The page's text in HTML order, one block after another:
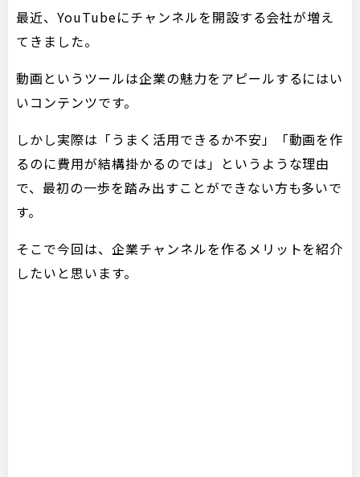
最近、YouTubeにチャンネルを開設する会社が増え
てきました。
動画というツールは企業の魅力をアピールするにはい
いコンテンツです。
しかし実際は「うまく活用できるか不安」「動画を作
るのに費用が結構掛かるのでは」というような理由
で、最初の一歩を踏み出すことができない方も多いで
す。
そこで今回は、企業チャンネルを作るメリットを紹介
したいと思います。